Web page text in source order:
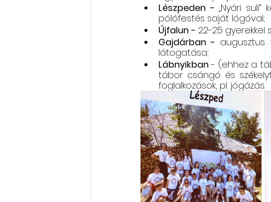
Lészpeden - „Nyári
pólófestés saját lógóval;
Újfalun - 22-25 gyerekkel
Gajdárban -
látogatása;
Lábnyikban - (ehhez a
tábor csángó és
foglalkozások, pl. jógázás.